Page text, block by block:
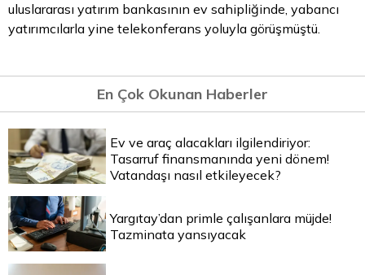
uluslararası yatırım bankasının ev sahipliğinde, yabancı
yatırımcılarla yine telekonferans yoluyla görüşmüştü.
En Çok Okunan Haberler
Ev ve araç alacakları ilgilendiriyor:
Tasarruf finansmanında yeni dönem!
Vatandaşı nasıl etkileyecek?
Yargıtay’dan primle çalışanlara müjde!
Tazminata yansıyacak